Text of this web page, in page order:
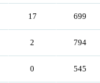
17 699
2 794
0 545